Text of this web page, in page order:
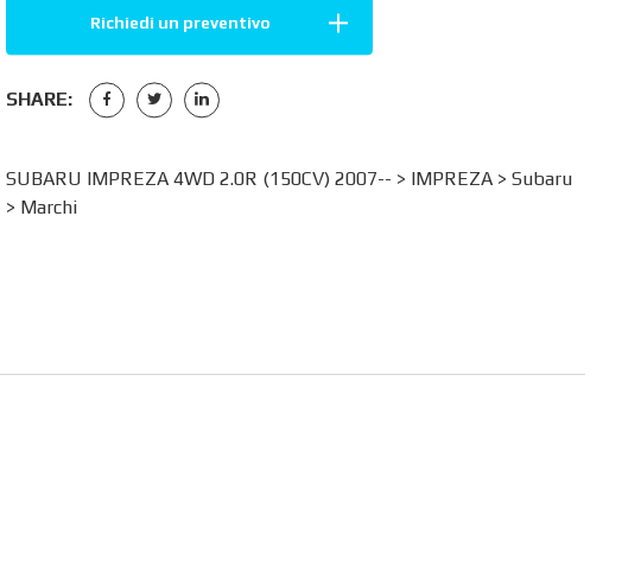
Richiedi un preventivo
SHARE:
SUBARU IMPREZA 4WD 2.0R (150CV) 2007-- > IMPREZA> Subaru
> Marchi